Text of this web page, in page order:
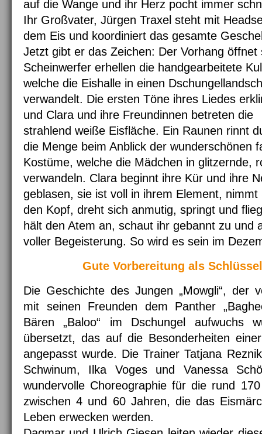
auf die Wange und ihr Herz pocht immer
Ihr Großvater, Jürgen Traxel steht mit
dem Eis und koordiniert das gesamte
Jetzt gibt er das Zeichen: Der Vorhang öffnet
Scheinwerfer erhellen die handgearbeitete
welche die Eishalle in einen
verwandelt. Die ersten Töne ihres Liedes
und Clara und ihre Freundinnen betreten die
strahlend weiße Eisfläche. Ein Raunen rinnt
die Menge beim Anblick der wunderschönen
Kostüme, welche die Mädchen in glitzernde,
verwandeln. Clara beginnt ihre Kür und ihre
geblasen, sie ist voll in ihrem Element,
den Kopf, dreht sich anmutig, springt und
hält den Atem an, schaut ihr gebannt zu und
voller Begeisterung. So wird es sein im
Gute Vorbereitung als
Die Geschichte des Jungen „Mowgli“, der
mit seinen Freunden dem Panther
Bären „Baloo“ im Dschungel aufwuchs
übersetzt, das auf die Besonderheiten
angepasst wurde. Die Trainer Tatjana
Schwinum, Ilka Voges und Vanessa
wundervolle Choreographie für die rund
zwischen 4 und 60 Jahren, die das
Leben erwecken werden.